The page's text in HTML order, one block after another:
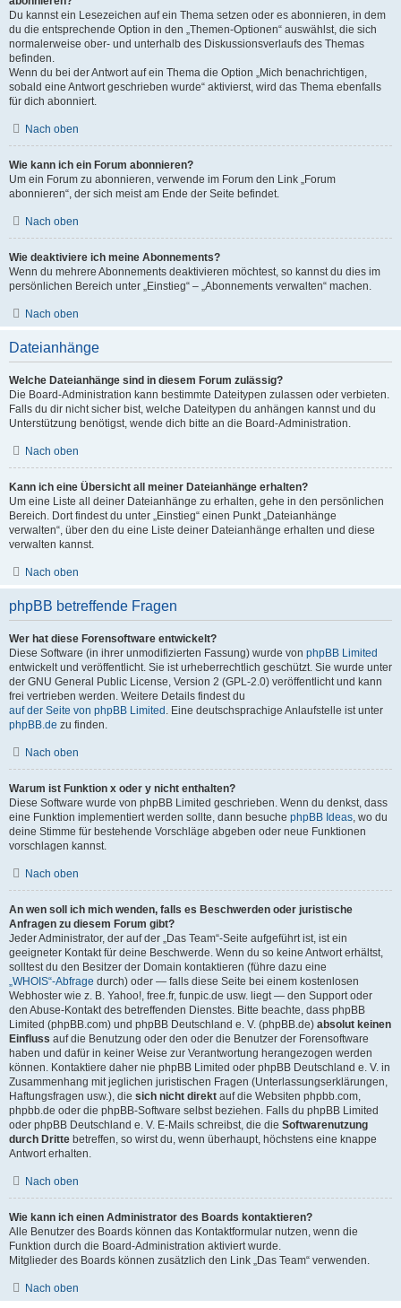
Du kannst ein Lesezeichen auf ein Thema setzen oder es abonnieren, in dem
du die entsprechende Option in den „Themen-Optionen“ auswählst, die sich
normalerweise ober- und unterhalb des Diskussionsverlaufs des Themas
befinden.
Wenn du bei der Antwort auf ein Thema die Option „Mich benachrichtigen,
sobald eine Antwort geschrieben wurde“ aktivierst, wird das Thema ebenfalls
für dich abonniert.
Nach oben
Wie kann ich ein Forum abonnieren?
Um ein Forum zu abonnieren, verwende im Forum den Link „Forum
abonnieren“, der sich meist am Ende der Seite befindet.
Nach oben
Wie deaktiviere ich meine Abonnements?
Wenn du mehrere Abonnements deaktivieren möchtest, so kannst du dies im
persönlichen Bereich unter „Einstieg“ – „Abonnements verwalten“ machen.
Nach oben
Dateianhänge
Welche Dateianhänge sind in diesem Forum zulässig?
Die Board-Administration kann bestimmte Dateitypen zulassen oder verbieten.
Falls du dir nicht sicher bist, welche Dateitypen du anhängen kannst und du
Unterstützung benötigst, wende dich bitte an die Board-Administration.
Nach oben
Kann ich eine Übersicht all meiner Dateianhänge erhalten?
Um eine Liste all deiner Dateianhänge zu erhalten, gehe in den persönlichen
Bereich. Dort findest du unter „Einstieg“ einen Punkt „Dateianhänge
verwalten“, über den du eine Liste deiner Dateianhänge erhalten und diese
verwalten kannst.
Nach oben
phpBB betreffende Fragen
Wer hat diese Forensoftware entwickelt?
Diese Software (in ihrer unmodifizierten Fassung) wurde von phpBB Limited
entwickelt und veröffentlicht. Sie ist urheberrechtlich geschützt. Sie wurde unter
der GNU General Public License, Version 2 (GPL-2.0) veröffentlicht und kann
frei vertrieben werden. Weitere Details findest du
auf der Seite von phpBB Limited . Eine deutschsprachige Anlaufstelle ist unter
phpBB.de zu finden.
Nach oben
Warum ist Funktion x oder y nicht enthalten?
Diese Software wurde von phpBB Limited geschrieben. Wenn du denkst, dass
eine Funktion implementiert werden sollte, dann besuche phpBB Ideas, wo du
deine Stimme für bestehende Vorschläge abgeben oder neue Funktionen
vorschlagen kannst.
Nach oben
An wen soll ich mich wenden, falls es Beschwerden oder juristische
Anfragen zu diesem Forum gibt?
Jeder Administrator, der auf der „Das Team“-Seite aufgeführt ist, ist ein
geeigneter Kontakt für deine Beschwerde. Wenn du so keine Antwort erhältst,
solltest du den Besitzer der Domain kontaktieren (führe dazu eine
„WHOIS“-Abfrage durch) oder — falls diese Seite bei einem kostenlosen
Webhoster wie z. B. Yahoo!, free.fr, funpic.de usw. liegt — den Support oder
den Abuse-Kontakt des betreffenden Dienstes. Bitte beachte, dass phpBB
Limited (phpBB.com) und phpBB Deutschland e. V. (phpBB.de) absolut keinen
Einfluss auf die Benutzung oder den oder die Benutzer der Forensoftware
haben und dafür in keiner Weise zur Verantwortung herangezogen werden
können. Kontaktiere daher nie phpBB Limited oder phpBB Deutschland e. V. in
Zusammenhang mit jeglichen juristischen Fragen (Unterlassungserklärungen,
Haftungsfragen usw.), die sich nicht direkt auf die Websiten phpbb.com,
phpbb.de oder die phpBB-Software selbst beziehen. Falls du phpBB Limited
oder phpBB Deutschland e. V. E-Mails schreibst, die die Softwarenutzung
durch Dritte betreffen, so wirst du, wenn überhaupt, höchstens eine knappe
Antwort erhalten.
Nach oben
Wie kann ich einen Administrator des Boards kontaktieren?
Alle Benutzer des Boards können das Kontaktformular nutzen, wenn die
Funktion durch die Board-Administration aktiviert wurde.
Mitglieder des Boards können zusätzlich den Link „Das Team“ verwenden.
Nach oben